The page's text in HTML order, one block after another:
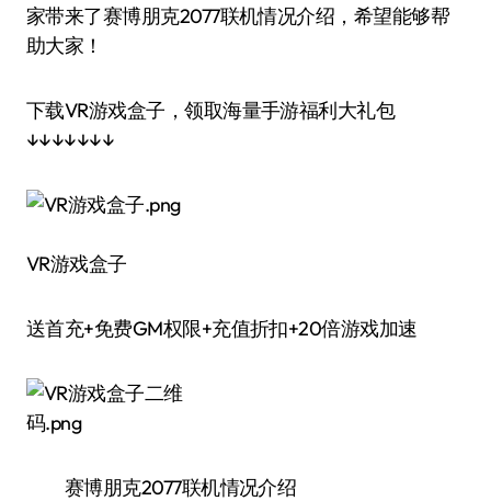
家带来了赛博朋克2077联机情况介绍，希望能够帮
助大家！
下载VR游戏盒子，领取海量手游福利大礼包
↓↓↓↓↓↓↓
VR游戏盒子
送首充+免费GM权限+充值折扣+20倍游戏加速
赛博朋克2077联机情况介绍